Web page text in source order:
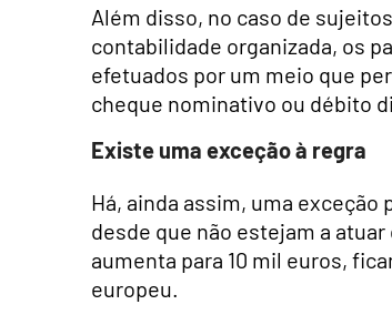
Além disso, no caso de
contabilidade organizada, os
efetuados por um meio que
cheque nominativo ou débito
Existe uma exceção à regra
Há, ainda assim, uma
desde que não estejam a
aumenta para 10 mil euros,
europeu.